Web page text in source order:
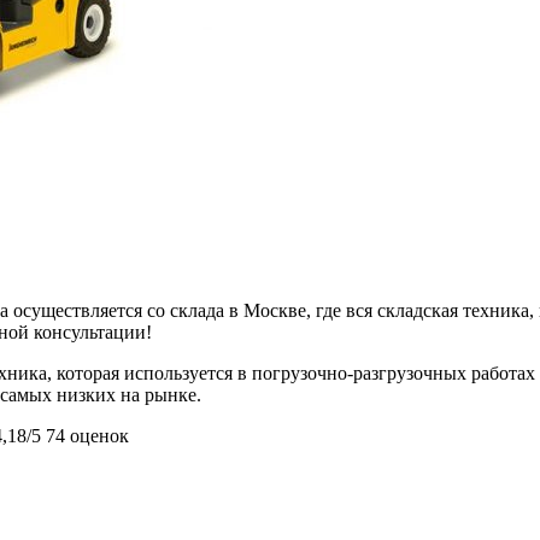
со склада в Москве, где вся складская
консультации!
которая используется в погрузочно-разгрузочных
самых низких на рынке.
5 74 оценок